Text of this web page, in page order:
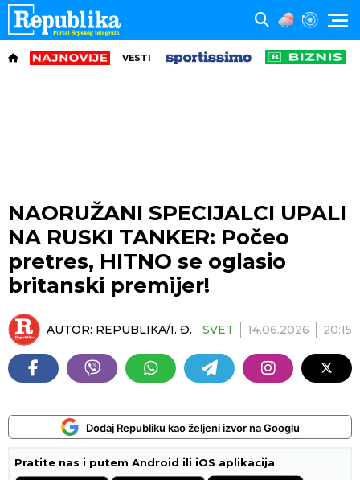
VESTI
NAORUŽANI SPECIJALCI UPALI
NA RUSKI TANKER: Počeo
pretres, HITNO se oglasio
britanski premijer!
AUTOR: REPUBLIKA/I. Đ. SVET 14.06.2026 20:15
Dodaj Republiku kao željeni izvor na Googlu
Pratite nas i putem Android ili iOS aplikacija